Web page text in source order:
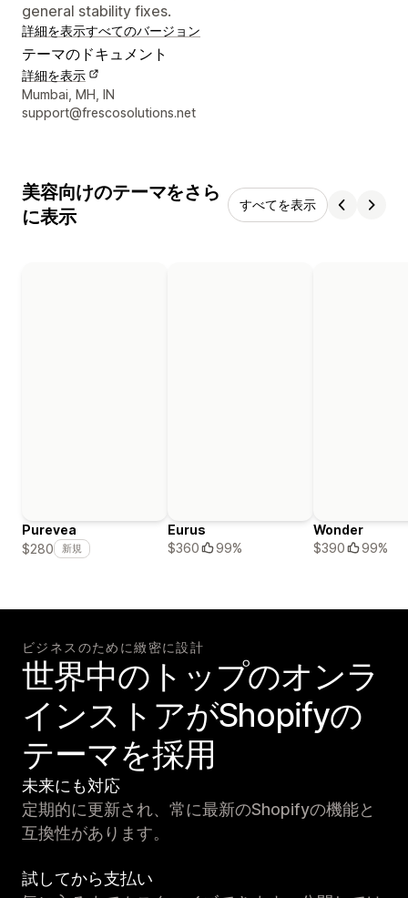
general stability fixes.
詳細を表示すべてのバージョン
テーマのドキュメント
詳細を表示
デザイナーの連絡先情報
Mumbai, MH, IN
support@frescosolutions.net
美容向けのテーマをさら
に表示
すべてを表示
Purevea
$280
新規
Eurus
$360
99%
Wonder
$390
99%
ビジネスのために緻密に設計
世界中のトップのオンラ
インストアがShopifyの
テーマを採用
未来にも対応
定期的に更新され、常に最新のShopifyの機能と
互換性があります。
試してから支払い